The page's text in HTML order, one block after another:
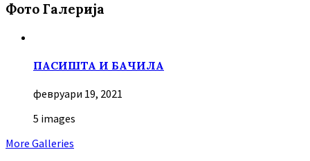
Фото Галерија
ПАСИШТА И БАЧИЛА
февруари 19, 2021
5 images
More Galleries